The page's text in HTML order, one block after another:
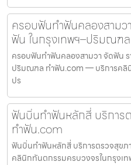
ครอบฟันทำฟันคลองสาม
ฟัน ในกรุงเทพฯ–ปริมณฑ
ครอบฟันทำฟันคลองสามวา จัดฟัน
ปริมณฑล ทำฟัน.com — บริการคลิ
ปร
ฟันบิ่นทำฟันหลักสี่ บริการ
ทำฟัน.com
ฟันบิ่นทำฟันหลักสี่ บริการตรวจสุข
คลินิกทันตกรรมครบวงจรในกรุงเ